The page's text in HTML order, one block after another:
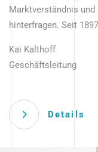
Marktverständnis und
hinterfragen. Seit
Kai Kalthoff
Geschäftsleitung
Details